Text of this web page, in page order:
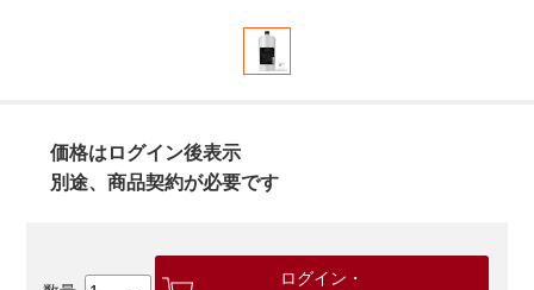
価格はログイン後表示
別途、商品契約が必要です
ログイン・